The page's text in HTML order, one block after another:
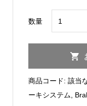
数量
FN2
AP
Racing
System
KIT/Type-
商品コード: 該当
ーキシステム